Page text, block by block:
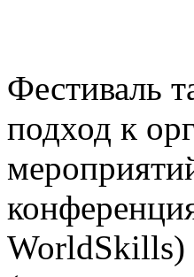
Фестиваль
подход к
WorldSkills)